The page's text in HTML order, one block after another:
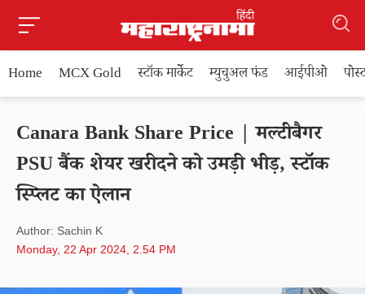
Home MCX Gold स्टॉक मार्केट म्युचुअल फंड आईपीओ
Canara Bank Share Price | मल्टीबैगर
PSU बैंक शेयर खरीदने को उमड़ी भीड़, स्टॉक
स्प्लिट का ऐलान
Author: Sachin K
Monday, 22 Apr 2024, 2.54 PM